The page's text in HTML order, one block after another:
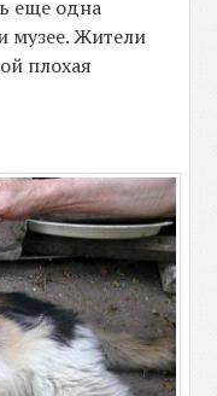
еще одна
музее. Жители
плохая